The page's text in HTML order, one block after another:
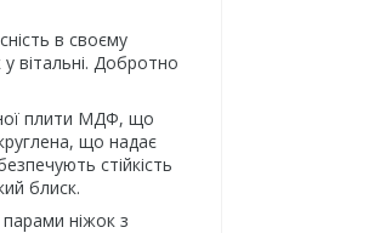
в своєму
вітальні. Добротно
плити МДФ, що
що надає
стійкість
блиск.
парами ніжок з